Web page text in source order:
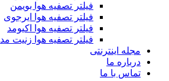
فیلتر تصفیه هوا بویمن
فیلتر تصفیه هوا ایرجوی
فیلتر تصفیه هوا اکیومد
فیلتر تصفیه هوا زنیت مد
مجله اینترنتی
درباره ما
تماس با ما